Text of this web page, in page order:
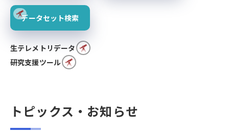
データセット検索
生テレメトリデータ
研究支援ツール
トピックス・お知らせ